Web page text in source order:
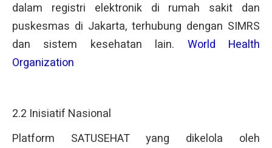
dalam registri elektronik di rumah sakit dan
puskesmas di Jakarta, terhubung dengan SIMRS
dan sistem kesehatan lain. World Health
Organization
2.2 Inisiatif Nasional
Platform SATUSEHAT yang dikelola oleh